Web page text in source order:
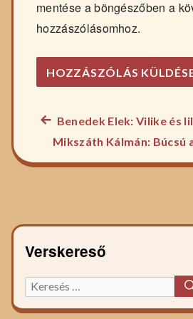
mentése a böngészőben a
hozzászólásomhoz.
Bejegyzés
navigáció
Előző
főzelék
recept:
Benedek Elek: Vilike és
Mikszáth Kálmán: Búcsú
Verskereső
Keresett
főzelék